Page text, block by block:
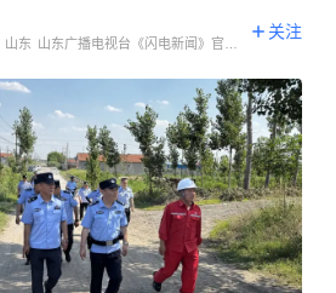
山东 山东广播电视台《闪电新闻》官方
关注